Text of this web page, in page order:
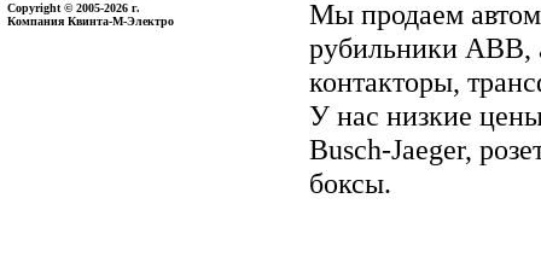
Copyright © 2005-2026 г.
Компания Квинта-М-Электро
Мы продаем
рубильники ABB,
контакторы,
У нас низкие
Busch-Jaeger,
боксы.